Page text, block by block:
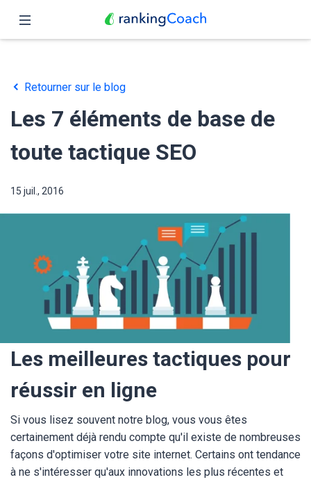
Fonctionnalités
Tarifs
Partenaires
Blog
Retourner sur le blog
Les 7 éléments de base de
toute tactique SEO
15 juil., 2016
Les meilleures tactiques pour
réussir en ligne
Si vous lisez souvent notre blog, vous vous êtes
certainement déjà rendu compte qu'il existe de nombreuses
façons d'optimiser votre site internet. Certains ont tendance
à ne s'intéresser qu'aux innovations les plus récentes et